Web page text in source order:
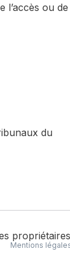
l’accès ou de
du
propriétaires
Mentions